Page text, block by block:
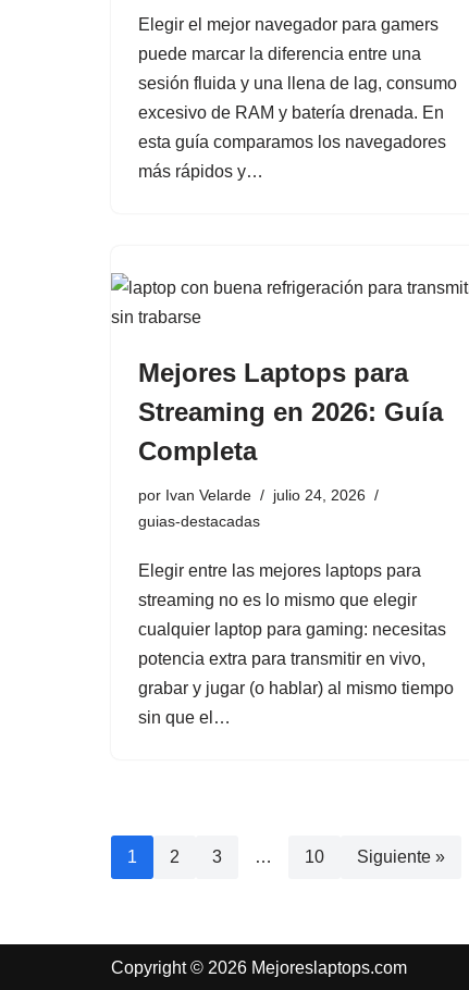
Elegir el mejor navegador para gamers
puede marcar la diferencia entre una
sesión fluida y una llena de lag, consumo
excesivo de RAM y batería drenada. En
esta guía comparamos los navegadores
más rápidos y…
Mejores Laptops para
Streaming en 2026: Guía
Completa
por Ivan Velarde
julio 24, 2026
guias-destacadas
Elegir entre las mejores laptops para
streaming no es lo mismo que elegir
cualquier laptop para gaming: necesitas
potencia extra para transmitir en vivo,
grabar y jugar (o hablar) al mismo tiempo
sin que el…
1 2 3 … 10 Siguiente »
Copyright © 2026 Mejoreslaptops.com